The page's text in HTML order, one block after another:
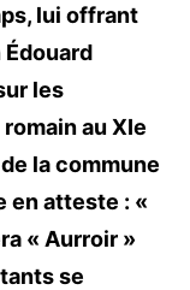
lui offrant
les
au XIe
la commune
en atteste : «
« Aurroir »
se